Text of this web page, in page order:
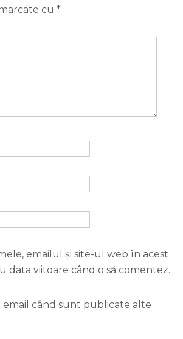
cu *
emailul și site-ul web în acest
data viitoare când o să comentez.
email când sunt publicate alte